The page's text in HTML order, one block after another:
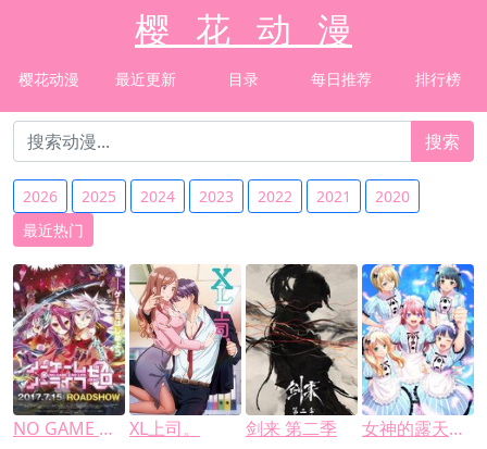
樱 花 动 漫
樱花动漫 最近更新 目录 每日推荐 排行榜
搜索
2026 2025 2024 2023 2022 2021
2020
最近热门
NO GAME NO LIFE 游戏人生 ZERO XL上司。 剑来 第二季 女神的露天咖啡厅